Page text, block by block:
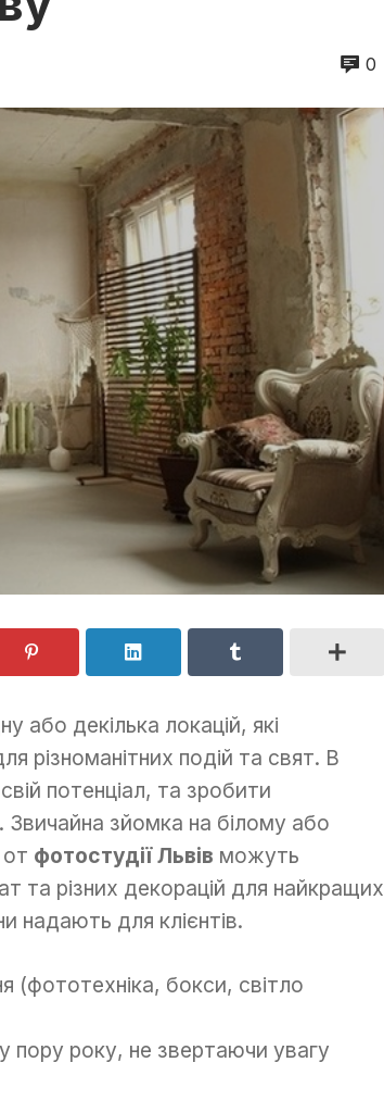
0
або декілька локацій, які
різноманітних подій та свят. В
потенціал, та зробити
Звичайна зйомка на білому або
фотостудії Львів можуть
та різних декорацій для найкращих
надають для клієнтів.
(фототехніка, бокси, світло
року, не звертаючи увагу